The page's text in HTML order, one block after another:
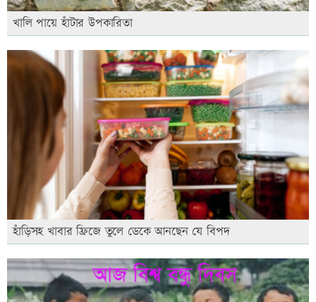
খালি পায়ে হাঁটার উপকারিতা
হাঁড়িসহ খাবার ফ্রিজে তুলে ডেকে আনছেন যে বিপদ